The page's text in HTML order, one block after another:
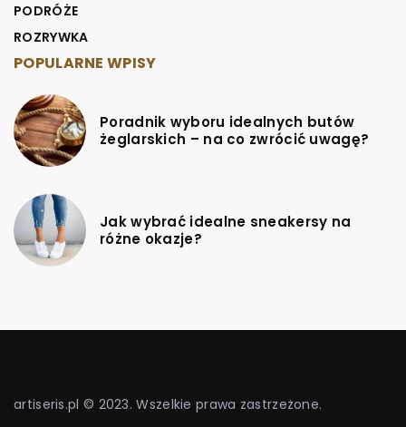
PODRÓŻE
ROZRYWKA
POPULARNE WPISY
Poradnik wyboru idealnych butów
żeglarskich – na co zwrócić uwagę?
Jak wybrać idealne sneakersy na
różne okazje?
artiseris.pl © 2023. Wszelkie prawa zastrzeżone.